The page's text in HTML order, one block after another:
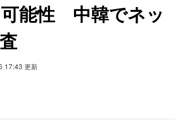
能性 中韓でネッ
17:43 更新